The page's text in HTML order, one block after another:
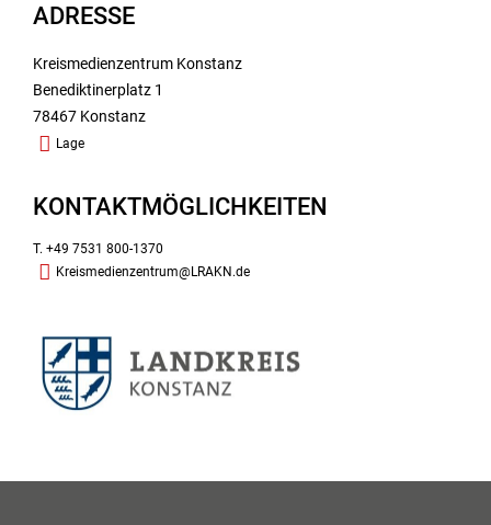
ADRESSE
Kreismedienzentrum Konstanz
Benediktinerplatz 1
78467 Konstanz
Lage
KONTAKTMÖGLICHKEITEN
T. +49 7531 800-1370
Kreismedienzentrum@LRAKN.de